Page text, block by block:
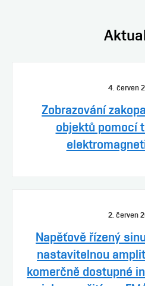
4. červen
Zobrazování
objektů pomocí
2. červen
Napěťově řízený
nastavitelnou
komerčně dostupné